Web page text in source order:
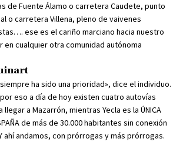
de Fuente Álamo o carretera Caudete, punto
o carretera Villena, pleno de vaivenes
ese es el cariño marciano hacia nuestro
en cualquier otra comunidad autónoma
ha sido una prioridad», dice el individuo.
eso a día de hoy existen cuatro autovías
a Mazarrón, mientras Yecla es la ÚNICA
de más de 30.000 habitantes sin conexión
ahí andamos, con prórrogas y más prórrogas.